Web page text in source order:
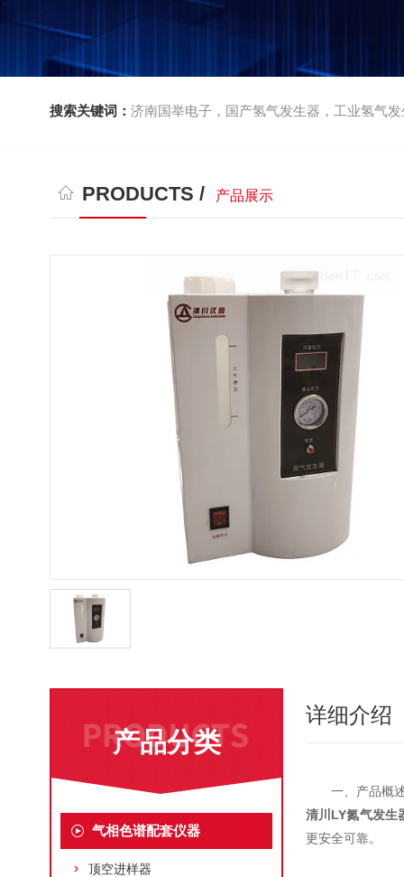
搜索关键词： 济南国举电子，国产氢气发生器，工业氢气
PRODUCTS / 产品展示
产品分类
气相色谱配套仪器
顶空进样器
详细介绍
一、产品概
清川 LY氮气发生
更安全可靠。